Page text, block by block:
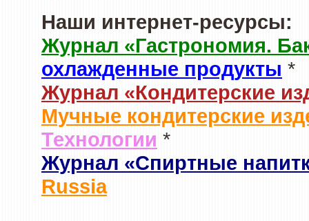
Наши интернет-ресурсы:
Журнал «Гастрономия.
охлажденные продукты *
Журнал «Кондитерские
Мучные кондитерские
Технологии *
Журнал «Спиртные
Russia